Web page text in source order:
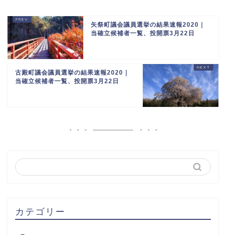
矢祭町議会議員選挙の結果速報2020｜
当確立候補者一覧、投開票3月22日
古殿町議会議員選挙の結果速報2020｜
当確立候補者一覧、投開票3月22日
カテゴリー